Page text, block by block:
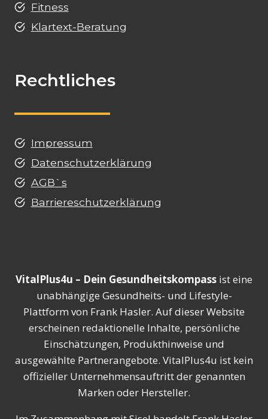
Fitness
Klartext-Beratung
Rechtliches
Impressum
Datenschutzerklärung
AGB`s
Barriereschutzerklärung
VitalPlus4u – Dein Gesundheitskompass ist eine
unabhängige Gesundheits- und Lifestyle-
Plattform von Frank Hasler. Auf dieser Website
erscheinen redaktionelle Inhalte, persönliche
Einschätzungen, Produkthinweise und
ausgewählte Partnerangebote. VitalPlus4u ist kein
offizieller Unternehmensauftritt der genannten
Marken oder Hersteller.